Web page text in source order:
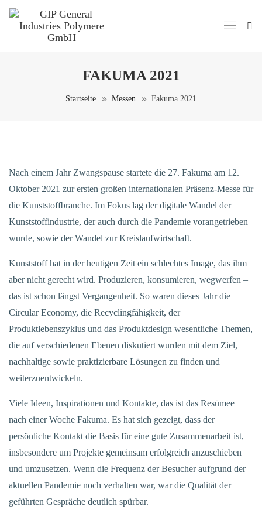
FAKUMA 2021
Startseite Messen Fakuma 2021
Nach einem Jahr Zwangspause startete die 27. Fakuma am 12.
Oktober 2021 zur ersten großen internationalen Präsenz-Messe für
die Kunststoffbranche. Im Fokus lag der digitale Wandel der
Kunststoffindustrie, der auch durch die Pandemie vorangetrieben
wurde, sowie der Wandel zur Kreislaufwirtschaft.
Kunststoff hat in der heutigen Zeit ein schlechtes Image, das ihm
aber nicht gerecht wird. Produzieren, konsumieren, wegwerfen –
das ist schon längst Vergangenheit. So waren dieses Jahr die
Circular Economy, die Recyclingfähigkeit, der
Produktlebenszyklus und das Produktdesign wesentliche Themen,
die auf verschiedenen Ebenen diskutiert wurden mit dem Ziel,
nachhaltige sowie praktizierbare Lösungen zu finden und
weiterzuentwickeln.
Viele Ideen, Inspirationen und Kontakte, das ist das Resümee
nach einer Woche Fakuma. Es hat sich gezeigt, dass der
persönliche Kontakt die Basis für eine gute Zusammenarbeit ist,
insbesondere um Projekte gemeinsam erfolgreich anzuschieben
und umzusetzen. Wenn die Frequenz der Besucher aufgrund der
aktuellen Pandemie noch verhalten war, war die Qualität der
geführten Gespräche deutlich spürbar.